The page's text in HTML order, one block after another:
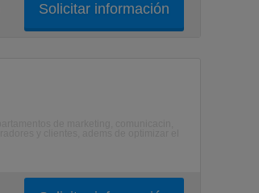
Solicitar información